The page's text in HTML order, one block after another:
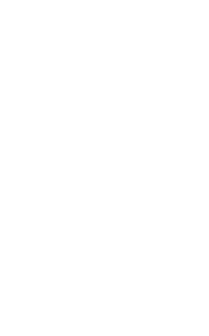
組合）
ﾄﾞﾒｰﾇ･ﾃﾞ･ﾎﾞｱ･ﾙｶ）
ｶ合衆国